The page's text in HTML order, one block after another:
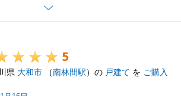
どでお忙しい中にもかかわらず、住
常に助かりました。
とでお困りのことがございました
軽にご連絡ください。
5
県 大和市 （南林間駅）の 戸建て を ご購入